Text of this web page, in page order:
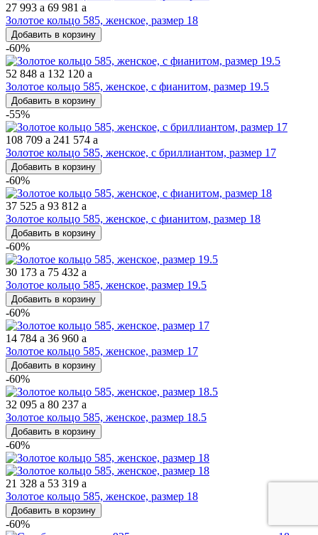
27 993 a 69 981 a
Золотое кольцо 585, женское, размер 18
Добавить в корзину
-60%
52 848 a 132 120 a
Золотое кольцо 585, женское, с фианитом, размер 19.5
Добавить в корзину
-55%
108 709 a 241 574 a
Золотое кольцо 585, женское, с бриллиантом, размер 17
Добавить в корзину
-60%
37 525 a 93 812 a
Золотое кольцо 585, женское, с фианитом, размер 18
Добавить в корзину
-60%
30 173 a 75 432 a
Золотое кольцо 585, женское, размер 19.5
Добавить в корзину
-60%
14 784 a 36 960 a
Золотое кольцо 585, женское, размер 17
Добавить в корзину
-60%
32 095 a 80 237 a
Золотое кольцо 585, женское, размер 18.5
Добавить в корзину
-60%
21 328 a 53 319 a
Золотое кольцо 585, женское, размер 18
Добавить в корзину
-60%